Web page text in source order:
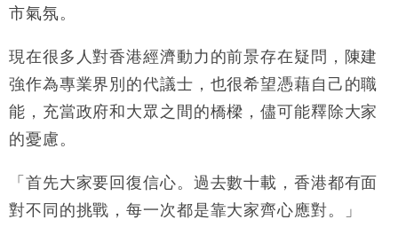
市氣氛。
現在很多人對香港經濟動力的前景存在疑問，陳建
強作為專業界別的代議士，也很希望憑藉自己的職
能，充當政府和大眾之間的橋樑，儘可能釋除大家
的憂慮。
「首先大家要回復信心。過去數十載，香港都有面
對不同的挑戰，每一次都是靠大家齊心應對。」